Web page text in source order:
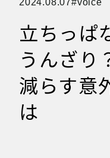
2024.08.07 voice
立ちっぱ
うんざり
減らす意
は